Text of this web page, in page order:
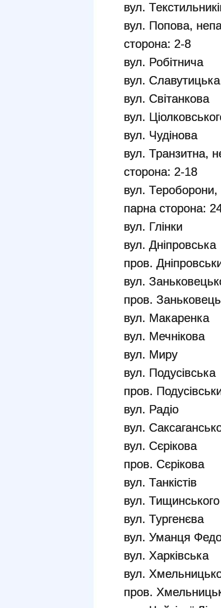
вул.
вул. Попова,
сторона: 2-8
вул. Робітнича
вул. Славутицька
вул. Світанкова
вул.
вул. Чудінова
вул. Транзитна,
сторона: 2-18
вул.
парна сторона:
вул. Глінки
вул. Дніпровська
пров.
вул.
пров.
вул. Макаренка
вул. Мечнікова
вул. Миру
вул. Подусівська
пров.
вул. Радіо
вул.
вул. Сєрікова
пров. Сєрікова
вул. Танкістів
вул.
вул. Тургенєва
вул. Уманця
вул. Харківська
вул.
пров.